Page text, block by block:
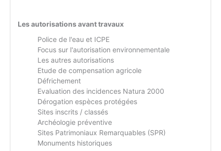
Les autorisations avant travaux
Police de l'eau et ICPE
Focus sur l'autorisation environnementale
Les autres autorisations
Etude de compensation agricole
Défrichement
Evaluation des incidences Natura 2000
Dérogation espèces protégées
Sites inscrits / classés
Archéologie préventive
Sites Patrimoniaux Remarquables (SPR)
Monuments historiques